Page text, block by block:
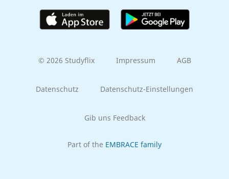
© 2026 Studyflix Impressum AGB
Datenschutz Datenschutz-Einstellungen
Gib uns Feedback
Part of the EMBRACE family